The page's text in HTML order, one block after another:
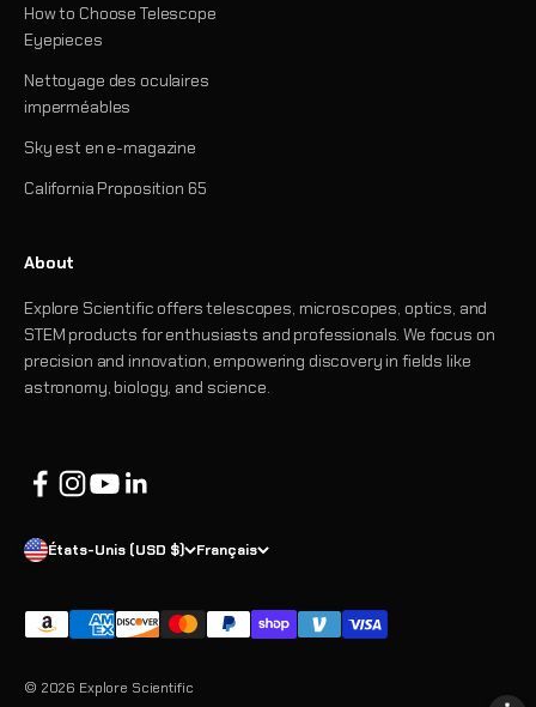
How to Choose Telescope
Eyepieces
Nettoyage des oculaires
imperméables
Sky est en e-magazine
California Proposition 65
About
Explore Scientific offers telescopes, microscopes, optics, and
STEM products for enthusiasts and professionals. We focus on
precision and innovation, empowering discovery in fields like
astronomy, biology, and science.
États-Unis (USD $) Français
© 2026 Explore Scientific